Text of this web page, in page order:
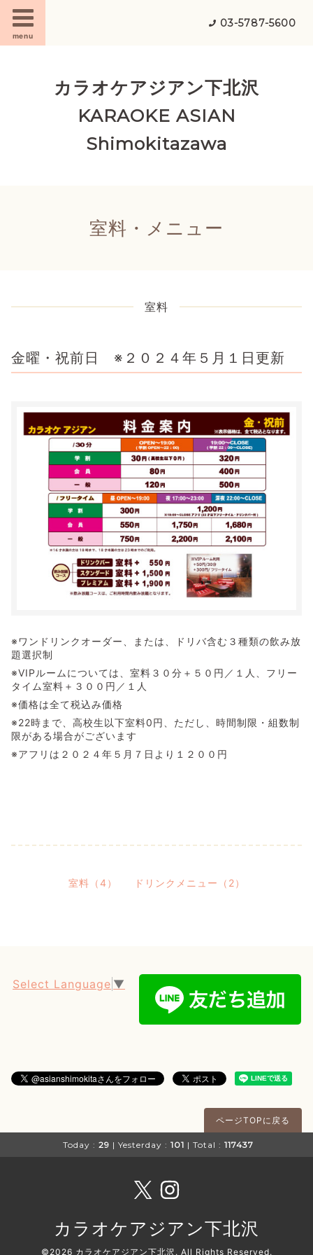
menu
03-5787-5600
カラオケアジアン下北沢
KARAOKE ASIAN
Shimokitazawa
室料・メニュー
室料
金曜・祝前日 ※２０２４年５月１日更新
※ワンドリンクオーダー、または、ドリバ含む３種類の飲み放
題選択制
※VIPルームについては、室料３０分＋５０円／１人、フリー
タイム室料＋３００円／１人
※価格は全て税込み価格
※22時まで、高校生以下室料0円、ただし、時間制限・組数制
限がある場合がございます
※アフリは２０２４年５月７日より１２００円
室料（4） ドリンクメニュー（2）
Select Language ▼
ページTOPに戻る
Today : 29 | Yesterday : 101 | Total : 117437
カラオケアジアン下北沢
©2026 カラオケアジアン下北沢 . All Rights Reserved.